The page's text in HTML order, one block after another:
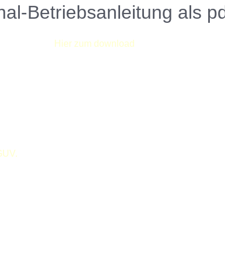
Betriebsanleitung als
Hier zum download